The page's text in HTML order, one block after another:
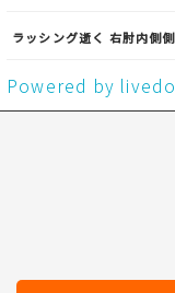
ラッシング逝く 右肘内側
Powered by